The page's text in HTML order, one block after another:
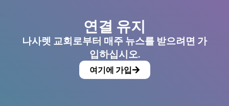
연결 유지
나사렛 교회로부터 매주 뉴스를 받으려면 가
입하십시오.
여기에 가입